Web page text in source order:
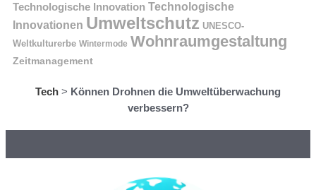
Technologische Innovation Technologische
Innovationen Umweltschutz UNESCO-
Weltkulturerbe Wintermode Wohnraumgestaltung
Zeitmanagement
Tech > Können Drohnen die Umweltüberwachung
verbessern?